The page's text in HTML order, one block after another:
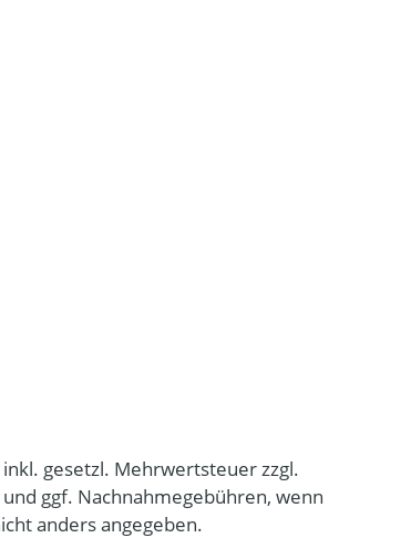
gesetzl. Mehrwertsteuer zzgl.
und ggf. Nachnahmegebühren, wenn
anders angegeben.